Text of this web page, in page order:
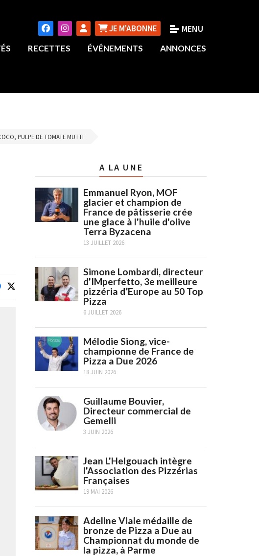
JE M'ABONNE
RECETTES ÉVÉNEMENTS ANNONCES
PULPE DE TOMATE MUTTI
A LA UNE
Emmanuel Ryon, MOF
glacier et champion de
France de pâtisserie crée
une glace à l'huile d'olive
Terra Byzacena
13 JUILLET 2026
Simone Lombardi, directeur
d'IMperfetto, 3e meilleure
pizzéria d’Europe au 50 Top
Pizza
6 JUILLET 2026
Mélodie Siong, vice-
championne de France de
Pizza a Due 2026
18 JUIN 2026
Guillaume Bouvier,
Directeur commercial de
Gemelli
3 JUIN 2026
Jean L'Helgouach intègre
l'Association des Pizzérias
Françaises
19 MAI 2026
Adeline Viale médaille de
bronze de Pizza a Due au
Championnat du monde de
la pizza, à Parme